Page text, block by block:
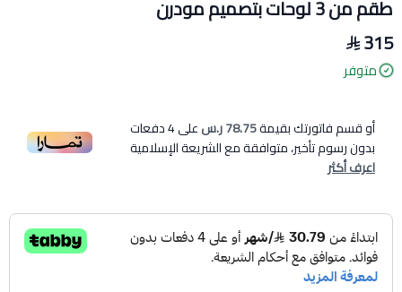
طقم من 3 لوحات بتصميم مودرن
315
متوفر
أو قسم فاتورتك بقيمة78.75 ر.س على4دفعات
بدون رسوم تأخير، متوافقة مع الشريعة الإسلامية
اعرف أكثر